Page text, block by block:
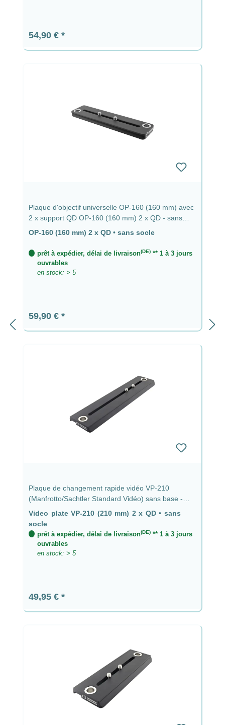
Prix régulier :
54,90 €
Plaque d'objectif universelle OP-160 (160 mm) avec
2 x support QD OP-160 (160 mm) 2 x QD - sans
socle
OP-160 (160 mm) 2 x QD • sans socle
prêt à expédier, délai de livraison(DE)** 1 à 3 jours
ouvrables
en stock: > 5
Prix régulier :
59,90 €
Plaque de changement rapide vidéo VP-210
(Manfrotto/Sachtler Standard Vidéo) sans base -
Plaque vidéo VP-210 (210 mm) 2 x QD
Video plate VP-210 (210 mm) 2 x QD • sans
socle
prêt à expédier, délai de livraison(DE)** 1 à 3 jours
ouvrables
en stock: > 5
Prix régulier :
49,95 €